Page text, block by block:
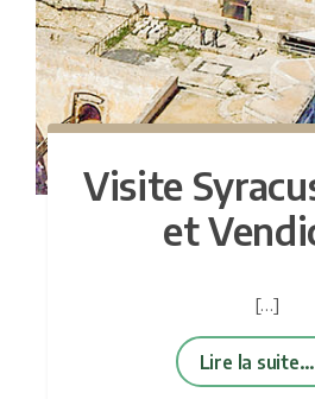
Visite
et
[…]
Lire la suite…